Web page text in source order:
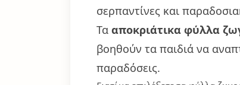
σερπαντίνες και
Τα αποκριάτικα φύλλα
βοηθούν τα παιδιά να
παραδόσεις.